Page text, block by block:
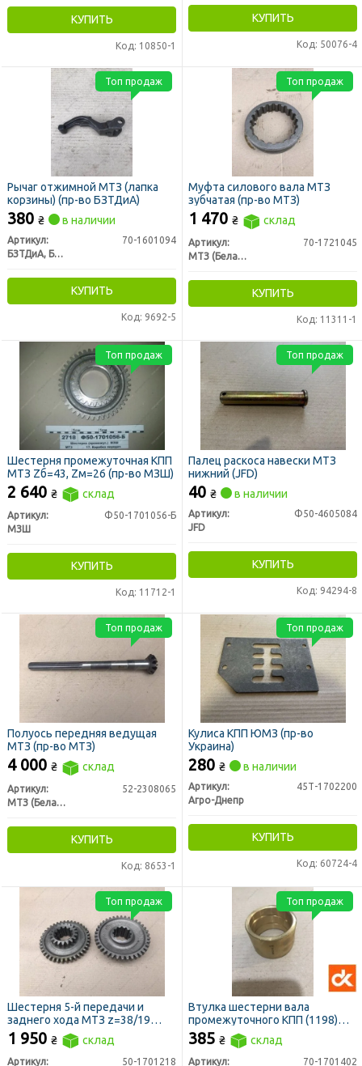
КУПИТЬ
Код: 10850-1
КУПИТЬ
Код: 50076-4
Рычаг отжимной МТЗ (лапка
корзины) (пр-во БЗТДиА)
380 ₴ в наличии
Артикул:
70-1601094
БЗТДиА, Беларусь
КУПИТЬ
Код: 9692-5
Топ продаж
Муфта силового вала МТЗ
зубчатая (пр-во МТЗ)
1 470 ₴ склад
Артикул:
70-1721045
МТЗ (Беларусь)
КУПИТЬ
Код: 11311-1
Топ продаж
Шестерня промежуточная КПП
МТЗ Zб=43, Zм=26 (пр-во МЗШ)
2 640 ₴ склад
Артикул:
Ф50-1701056-Б
МЗШ
КУПИТЬ
Код: 11712-1
Топ продаж
Палец раскоса навески МТЗ
нижний (JFD)
40 ₴ в наличии
Артикул:
Ф50-4605084
JFD
КУПИТЬ
Код: 94294-8
Топ продаж
Полуось передняя ведущая
МТЗ (пр-во МТЗ)
4 000 ₴ склад
Артикул:
52-2308065
МТЗ (Беларусь)
КУПИТЬ
Код: 8653-1
Топ продаж
Кулиса КПП ЮМЗ (пр-во
Украина)
280 ₴ в наличии
Артикул:
45Т-1702200
Агро-Днепр
КУПИТЬ
Код: 60724-4
Топ продаж
Шестерня 5-й передачи и
заднего хода МТЗ z=38/19
(МЗШ)
1 950 ₴ склад
Артикул: 50-1701218
Топ продаж
Втулка шестерни вала
промежуточного КПП (1198)
МТЗ (ДК)
385 ₴ склад
Артикул: 70-1701402
Топ продаж